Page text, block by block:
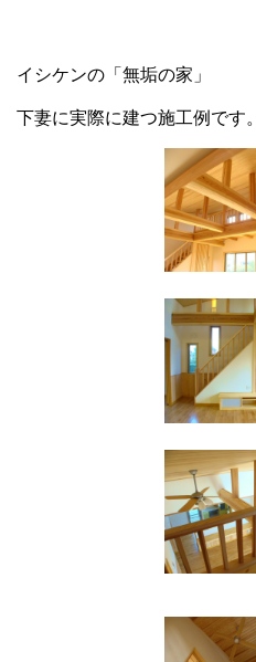
イシケンの「無垢の家」
下妻に実際に建つ施工例です。